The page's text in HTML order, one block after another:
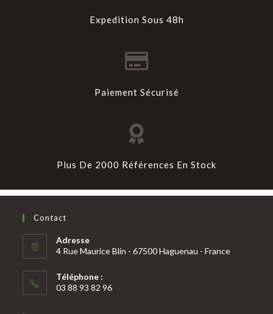
Expedition Sous 48h
Paiement Sécurisé
Plus De 2000 Références En Stock
Contact
Adresse
4 Rue Maurice Blin - 67500 Haguenau - France
Téléphone :
03 88 93 82 96